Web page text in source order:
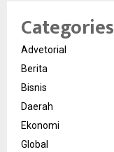
Categories
Advetorial
Berita
Bisnis
Daerah
Ekonomi
Global